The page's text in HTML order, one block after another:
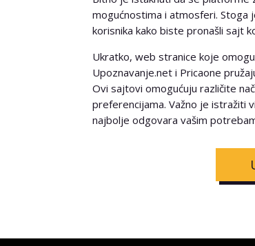
mogućnostima i atmosferi.
korisnika kako biste pronašli sajt
Ukratko, web stranice koje
Upoznavanje.net i Pricaone
Ovi sajtovi omogućuju različite
preferencijama. Važno je istražiti
najbolje odgovara vašim